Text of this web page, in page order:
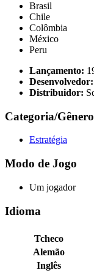
Brasil
Chile
Colômbia
México
Peru
Lançamento:
Desenvolvedor:
Distribuidor:
Categoria/Gênero
Estratégia
Modo de Jogo
Um jogador
Idioma
Tcheco
Alemão
Inglês